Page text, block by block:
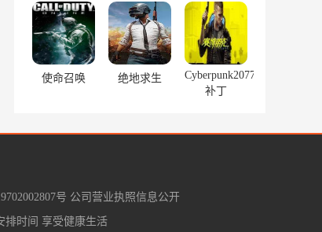
使命召唤 绝地求生
Cyberpunk2077
补丁
号 公司营业执照信息公开
排时间 享受健康生活